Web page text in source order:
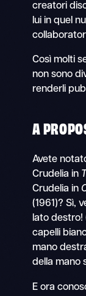
creatori
lui in quel
Così molti
non sono
renderli
A
Avete
Crudelia in
Crudelia in
(1961)? Sì,
lato destro!
capelli
mano
della mano
E ora